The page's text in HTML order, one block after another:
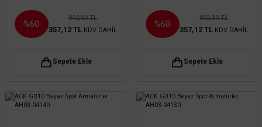
%60
892,80 TL
357,12 TL KDV DAHİL
Sepete Ekle
%60
892,80 TL
357,12 TL KDV DAHİL
Sepete Ekle